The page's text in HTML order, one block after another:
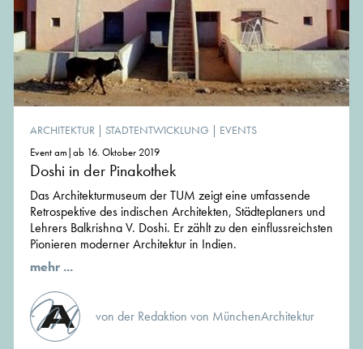
ARCHITEKTUR | STADTENTWICKLUNG | EVENTS
Event am|ab 16. Oktober 2019
Doshi in der Pinakothek
Das Architekturmuseum der TUM zeigt eine umfassende
Retrospektive des indischen Architekten, Städteplaners und
Lehrers Balkrishna V. Doshi. Er zählt zu den einflussreichsten
Pionieren moderner Architektur in Indien.
mehr ...
von der Redaktion von MünchenArchitektur